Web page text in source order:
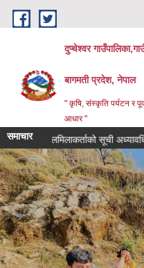
Skip to main content
दुप्चेश्वर
बागमती प्रदेश, नेपाल
" कृषि, संस्कृति पर्यटन र
आधार "
समाचारमेलमिलाकर्ताको सूची अध्यावधिक गर्ने